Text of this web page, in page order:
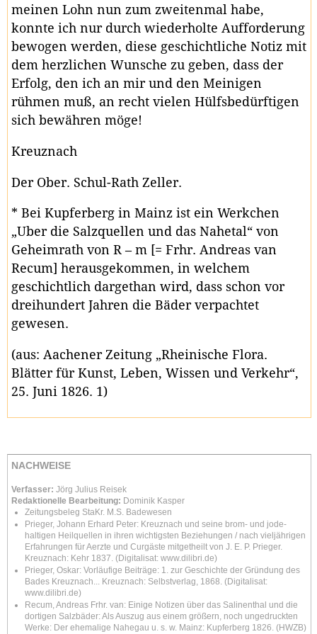
meinen Lohn nun zum zweitenmal habe,
konnte ich nur durch wiederholte Aufforderung
bewogen werden, diese geschichtliche Notiz mit
dem herzlichen Wunsche zu geben, dass der
Erfolg, den ich an mir und den Meinigen
rühmen muß, an recht vielen Hülfsbedürftigen
sich bewähren möge!
Kreuznach
Der Ober. Schul-Rath Zeller.
* Bei Kupferberg in Mainz ist ein Werkchen
„Uber die Salzquellen und das Nahetal“ von
Geheimrath von R – m [= Frhr. Andreas van
Recum] herausgekommen, in welchem
geschichtlich dargethan wird, dass schon vor
dreihundert Jahren die Bäder verpachtet
gewesen.
(aus: Aachener Zeitung „Rheinische Flora.
Blätter für Kunst, Leben, Wissen und Verkehr“,
25. Juni 1826. 1)
NACHWEISE
Verfasser: Jörg Julius Reisek
Redaktionelle Bearbeitung: Dominik Kasper
Zeitungsbeleg StaKr. M.S. Badewesen
Prieger, Johann Erhard Peter: Kreuznach und seine brom- und jode-
haltigen Heilquellen in ihren wichtigsten Beziehungen / nach vieljährigen
Erfahrungen für Aerzte und Curgäste mitgetheilt von J. E. P. Prieger.
Kreuznach: Kehr 1837. (Digitalisat: www.dilibri.de)
Prieger, Oskar: Vorläufige Beiträge: 1. zur Geschichte der Gründung des
Bades Kreuznach... Kreuznach: Selbstverlag, 1868. (Digitalisat:
www.dilibri.de)
Recum, Andreas Frhr. van: Einige Notizen über das Salinenthal und die
dortigen Salzbäder: Als Auszug aus einem größern, noch ungedruckten
Werke: Der ehemalige Nahegau u. s. w. Mainz: Kupferberg 1826. (HWZB)